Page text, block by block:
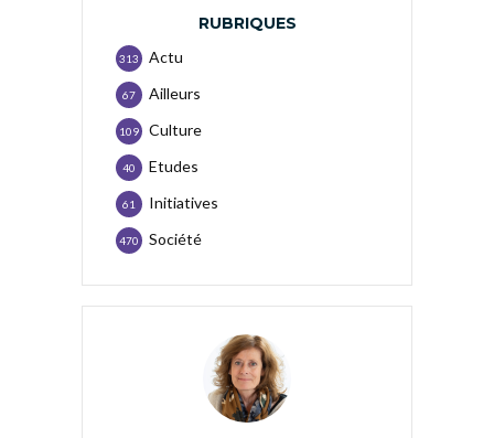
RUBRIQUES
Actu
313
Ailleurs
67
Culture
109
Etudes
40
Initiatives
61
Société
470